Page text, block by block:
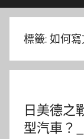
標籤: 如何寫
日美德之
型汽車？